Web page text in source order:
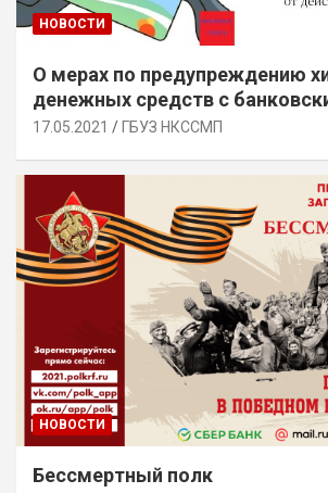
НОВОСТИ
О мерах по предупреждению
денежных средств с
17.05.2021 ГБУЗ НКССМП
НОВОСТИ
Бессмертный полк